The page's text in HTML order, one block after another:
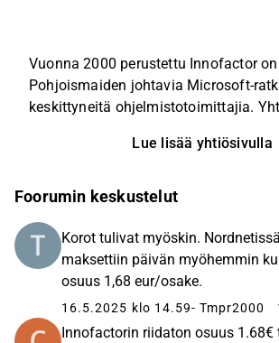
Vuonna 2000 perustettu Innofactor
Pohjoismaiden johtavia Microsoft-
keskittyneitä ohjelmistotoimittajia.
toimimisesta IT-projekteissa sekä
ja myynnistä. Innofactorin
Lue lisää yhtiösivulla
Foorumin keskustelut
Korot tulivat myöskin.
maksettiin päivän myöhemmin
osuus 1,68 eur/osake.
16.5.2025 klo 14.59- Tmpr2000
Innofactorin riidaton osuus 1.68€